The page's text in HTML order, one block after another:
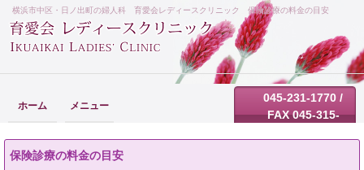
横浜市中区・日ノ出町の婦人科 育愛会レディースクリニック 保険診療の料金の目安
ホーム メニュー
045-231-1770 /
FAX 045-315-
保険診療の料金の目安